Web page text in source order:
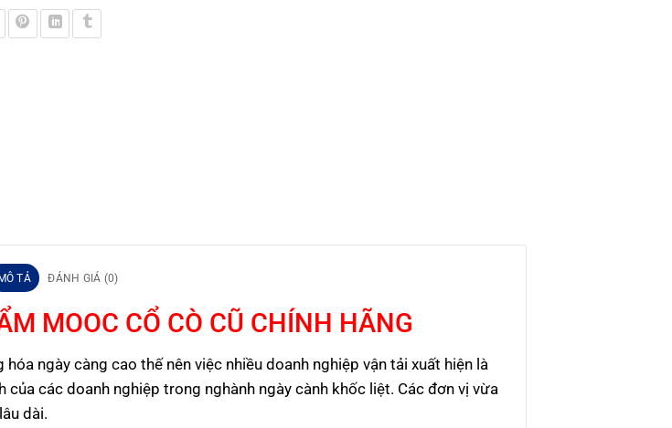
TẢ ĐÁNH GIÁ (0)
MOOC CỔ CÒ CŨ CHÍNH HÃNG
ngày càng cao thế nên việc nhiều doanh nghiệp vận tải xuất hiện là
các doanh nghiệp trong nghành ngày cành khốc liệt. Các đơn vị vừa
dài.